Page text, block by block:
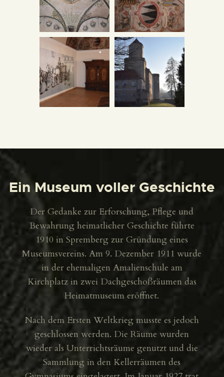
Ein Museum voller Geschichte
Der Gedanke zur Erforschung, Pflege und
Bewahrung heimatlicher Geschichte führte
1910 in Spremberg zur Gründung eines
Museumsvereins. Am 9. Dezember 1911 wurde
in der ehemaligen Amalienschule am
Kirchplatz in zwei Dachgeschoßräumen das
Heimatmuseum eröffnet.
Nach dem Ersten Weltkrieg musste es jedoch
geschlossen werden. Die Räume wurden
wieder als Unterrichtsräume genutzt und die
Sammlung in den Kellerräumen des